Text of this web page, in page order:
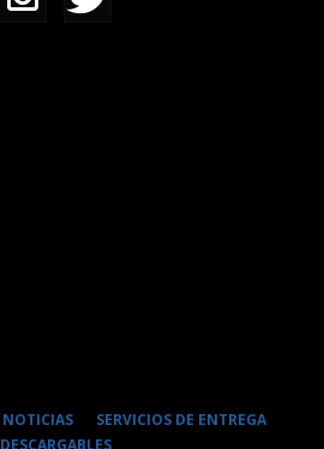
NOTICIAS
SERVICIOS DE ENTREGA